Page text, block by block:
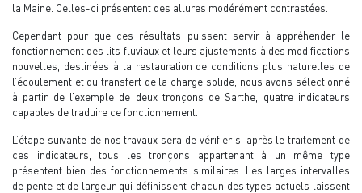
la Maine. Celles-ci présentent des allures modérément contrastées.
Cependant pour que ces résultats puissent servir à appréhender le
fonctionnement des lits fluviaux et leurs ajustements à des modifications
nouvelles, destinées à la restauration de conditions plus naturelles de
l’écoulement et du transfert de la charge solide, nous avons sélectionné
à partir de l’exemple de deux tronçons de Sarthe, quatre indicateurs
capables de traduire ce fonctionnement.
L’étape suivante de nos travaux sera de vérifier si après le traitement de
ces indicateurs, tous les tronçons appartenant à un même type
présentent bien des fonctionnements similaires. Les larges intervalles
de pente et de largeur qui définissent chacun des types actuels laissent